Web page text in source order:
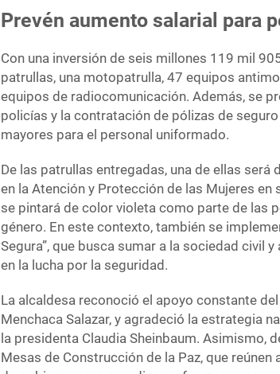
Prevén aumento salarial para
Con una inversión de seis millones 119 mil
patrullas, una motopatrulla, 47 equipos
equipos de radiocomunicación. Además, se
policías y la contratación de pólizas de
mayores para el personal uniformado.
De las patrullas entregadas, una de ellas será
en la Atención y Protección de las Mujeres en
se pintará de color violeta como parte de las
género. En este contexto, también se
Segura”, que busca sumar a la sociedad civil
en la lucha por la seguridad.
La alcaldesa reconoció el apoyo constante
Menchaca Salazar, y agradeció la estrategia
la presidenta Claudia Sheinbaum. Asimismo,
Mesas de Construcción de la Paz, que